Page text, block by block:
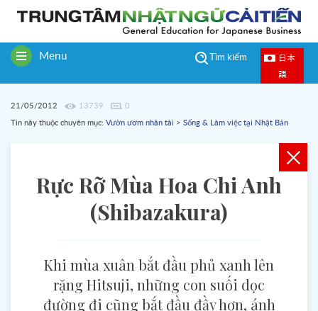
ToggleMenu
日本
語
Tìm kiếm
21/05/2012 13739 0
Tin này thuộc chuyên mục: Vườn ươm nhân tài > Sống & Làm việc tại Nhật Bản
Rực Rỡ Mùa Hoa Chi Anh
(Shibazakura)
Khi mùa xuân bắt đầu phủ xanh lên
rặng Hitsuji, những con suối dọc
đường đi cũng bắt đầu đầy hơn, ánh